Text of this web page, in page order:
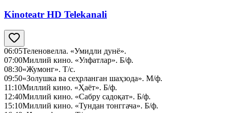
Kinoteatr HD Telekanali
06:05Теленовелла. «Умидли дунё».
07:00Миллий кино. «Улфатлар». Б/ф.
08:30«Жумонг». Т/с.
09:50«Золушка ва сеҳрланган шаҳзода». М/ф.
11:10Миллий кино. «Ҳаёт». Б/ф.
12:40Миллий кино. «Сабру садоқат». Б/ф.
15:10Миллий кино. «Тундан тонггача». Б/ф.